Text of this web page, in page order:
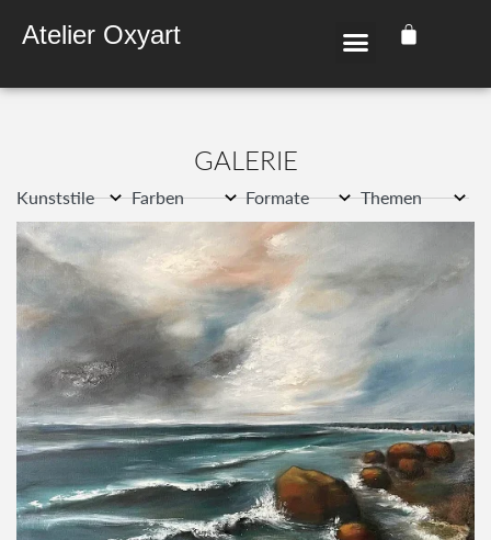
Atelier Oxyart
GALE­RIE
Kunststile Farben Formate Themen